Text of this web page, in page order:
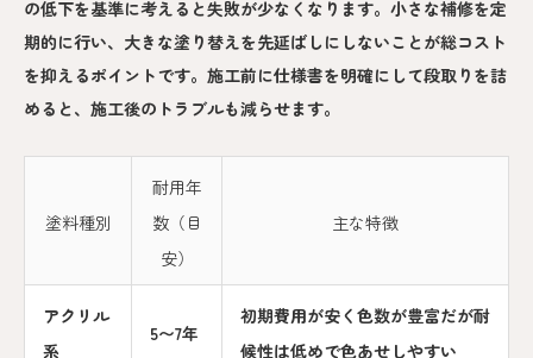
の低下を基準に考えると失敗が少なくなります。小さな補修を定
期的に行い、大きな塗り替えを先延ばしにしないことが総コスト
を抑えるポイントです。施工前に仕様書を明確にして段取りを詰
めると、施工後のトラブルも減らせます。
塗料種別
耐用年
数（目
安）
主な特徴
アクリル
系
5〜7年
初期費用が安く色数が豊富だが耐
候性は低めで色あせしやすい